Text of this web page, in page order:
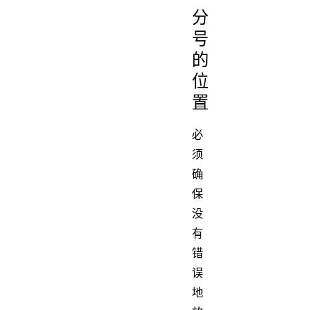
分
号
的
位
置
必
须
确
保
没
有
错
误
地